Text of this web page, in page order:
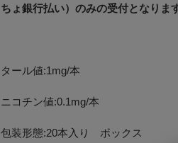
ちょ銀行払い）のみの受付となります
タール値:1mg/本
ニコチン値:0.1mg/本
包装形態:20本入り ボックス